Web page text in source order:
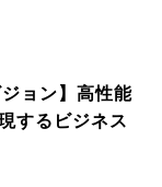
ョン】高性能
するビジネス